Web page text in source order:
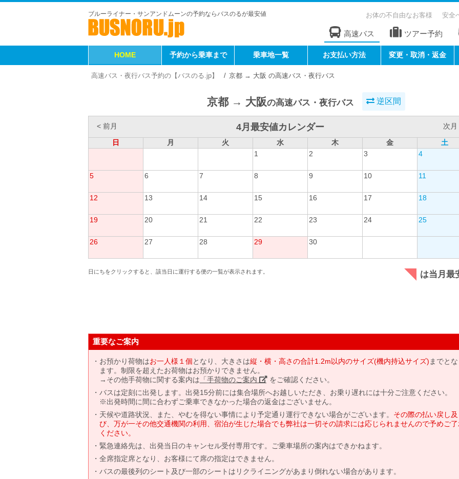
ブルーライナー・サンアンドムーンの予約ならバスのるが最安値 お体の不自由なお客様 安全
高速バス ツアー予約
HOME 予約から乗車まで 乗車地一覧 お支払い方法 変更・取消・返金
高速バス・夜行バス予約の【バスのる.jp】 京都 → 大阪 の高速バス・夜行バス
京都 → 大阪の高速バス・夜行バス 逆区間
< 前月 4月最安値カレンダー
次月
日
月 火 水 木 金
土
1
2 3 4
5 6 7 8 9 10 11
12 13 14 15 16 17 18
19 20 21 22 23 24 25
26 27 28 29 30
日にちをクリックすると、該当日に運行する便の一覧が表示されます。 は当月最
重要なご案内
お預かり荷物はお一人様１個となり、大きさは縦・横・高さの合計1.2m以内のサイズ(機内持込サイズ) までと
ます。制限を超えたお荷物はお預かりできません。
→その他手荷物に関する案内は 「手荷物のご案内」 をご確認ください。
バスは定刻に出発します。出発15分前には集合場所へお越しいただき、お乗り遅れには十分ご注意ください。
※出発時間に間に合わずご乗車できなかった場合の返金はございません。
天候や道路状況、また、やむを得ない事情により予定通り運行できない場合がございます。 その際の払い戻し及
び、万が一その他交通機関の利用、宿泊が生じた場合でも弊社は一切その請求には応じられませんので予めご
ください。
緊急連絡先は、出発当日のキャンセル受付専用です。ご乗車場所の案内はできかねます。
全席指定席となり、お客様にて席の指定はできません。
バスの最後列のシート及び一部のシートはリクライニングがあまり倒れない場合があります。